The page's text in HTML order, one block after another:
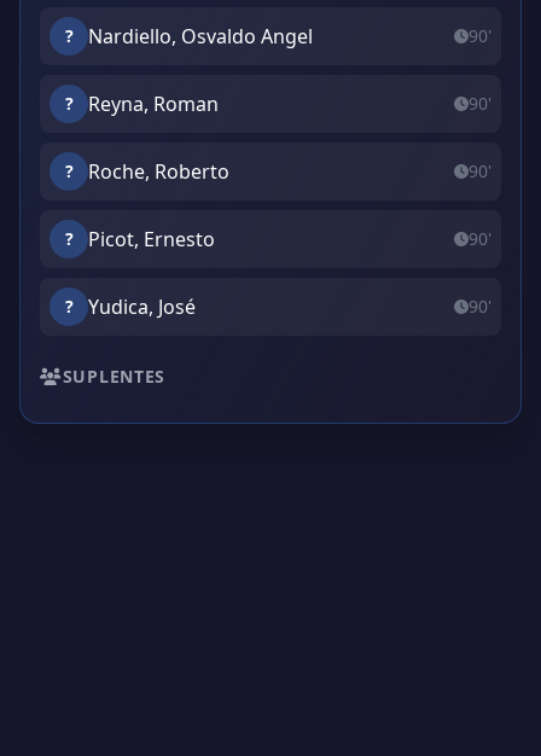
? Nardiello, Osvaldo Angel 90'
? Reyna, Roman 90'
? Roche, Roberto 90'
? Picot, Ernesto 90'
? Yudica, José 90'
SUPLENTES